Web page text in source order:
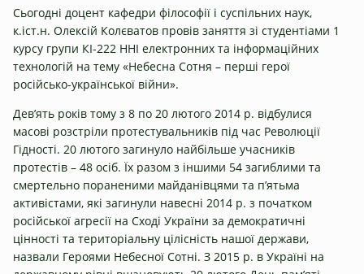
Сьогодні доцент кафедри філософії і суспільних наук,
к.іст.н. Олексій Колєватов провів заняття зі студентіами 1
курсу групи КІ-222 ННІ електронних та інформаційних
технологій на тему «Небесна Сотня – перші герої
російсько-української війни».
Дев’ять років тому з 8 по 20 лютого 2014 р. відбулися
масові розстріли протестувальників під час Революції
Гідності. 20 лютого загинуло найбільше учасників
протестів – 48 осіб. Їх разом з іншими 54 загиблими та
смертельно пораненими майданівцями та п’ятьма
активістами, які загинули навесні 2014 р. з початком
російської агресії на Сході України за демократичні
цінності та територіальну цілісність нашої держави,
назвали Героями Небесної Сотні. З 2015 р. в Україні на